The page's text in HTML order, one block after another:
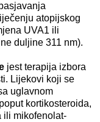
atopijskog
UVA1 ili
duljine 311 nm).
jest terapija izbora
Lijekovi koji se
uglavnom
kortikosteroida,
ili mikofenolat-